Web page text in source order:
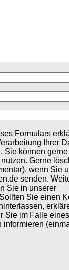
Formulars
Ihrer
Sie können
Gerne
wenn Sie
senden.
Sie in unserer
Sie einen
Sie im Falle
informieren